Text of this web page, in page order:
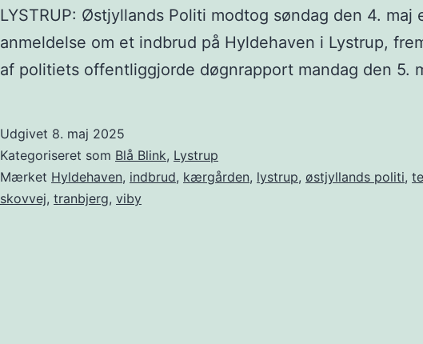
LYSTRUP: Østjyllands Politi modtog søndag den 4. maj
anmeldelse om et indbrud på Hyldehaven i Lystrup,
af politiets offentliggjorde døgnrapport mandag den 5.
Udgivet 8. maj 2025
Kategoriseret som Blå Blink, Lystrup
Mærket Hyldehaven, indbrud, kærgården, lystrup, østjyllands politi,
skovvej, tranbjerg, viby